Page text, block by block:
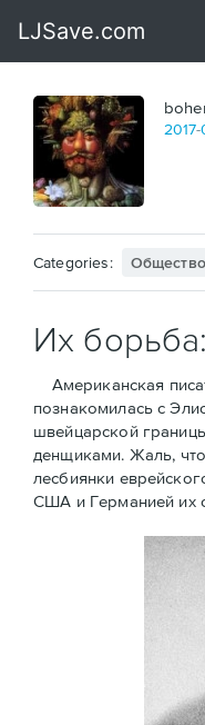
2017-
Categories: Общество
Их
Американская
познакомилась с
швейцарской
денщиками. Жаль,
лесбиянки
США и Германией их